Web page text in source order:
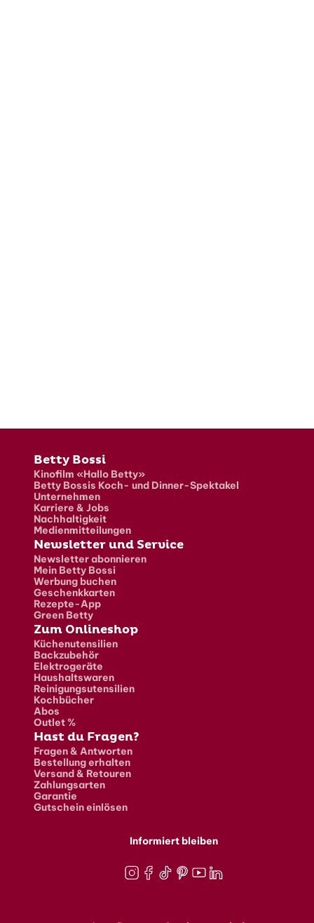
Fusszeile
Betty Bossi
Kinofilm «Hallo Betty»
Betty Bossis Koch- und Dinner-Spektakel
Unternehmen
Karriere & Jobs
Nachhaltigkeit
Medienmitteilungen
Newsletter und Service
Newsletter abonnieren
Mein Betty Bossi
Werbung buchen
Geschenkkarten
Rezepte-App
Green Betty
Zum Onlineshop
Küchenutensilien
Backzubehör
Elektrogeräte
Haushaltswaren
Reinigungsutensilien
Kochbücher
Abos
Outlet %
Hast du Fragen?
Fragen & Antworten
Bestellung erhalten
Versand & Retouren
Zahlungsarten
Garantie
Gutschein einlösen
Informiert bleiben